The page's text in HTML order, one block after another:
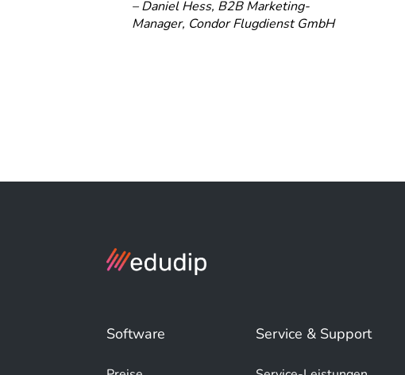
– Daniel Hess, B2B Marketing-
Manager, Condor Flugdienst GmbH
Software Service & Support